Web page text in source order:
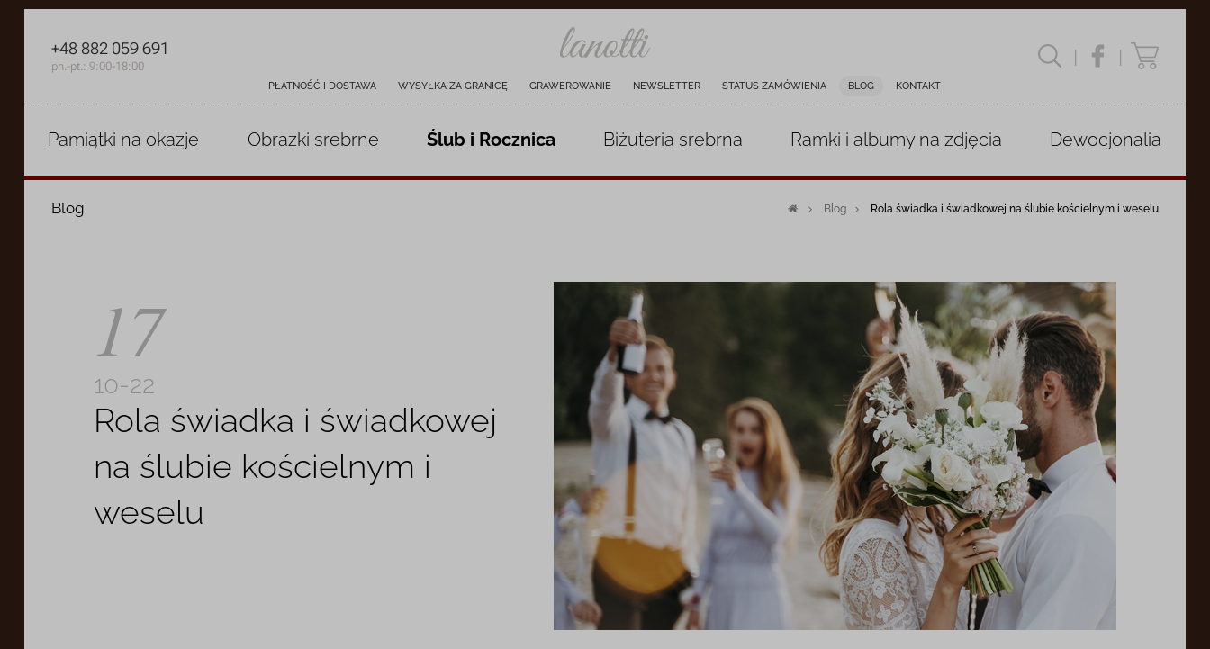
PŁATNOŚĆ I DOSTAWA WYSYŁKA ZA GRANICĘ GRAWEROWANIE NEWSLETTER STATUS ZAMÓWIENIA BLOG KONTAKT
| |
+48 882 059 691
pn.-pt.: 9:00-18:00
Pamiątki na okazje Obrazki srebrne Ślub i Rocznica Biżuteria srebrna Ramki i albumyna zdjęcia Dewocjonalia
Blog Blog Rola świadka i świadkowej na ślubie kościelnym i weselu
17
10-22
Rola świadka i świadkowej
na ślubie kościelnym i
weselu